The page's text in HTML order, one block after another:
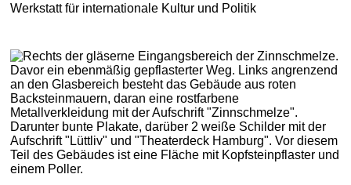
Werkstatt für internationale Kultur und Politik